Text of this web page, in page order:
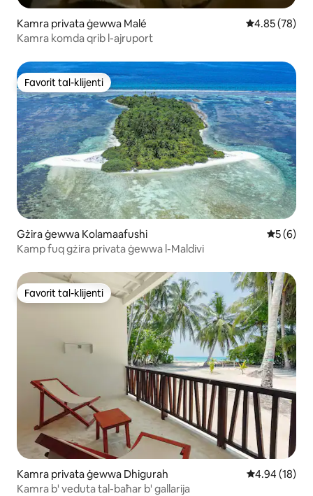
Kamra privata ġewwa Malé Rating medju
4.85 (78)
Kamra komda qrib l-ajruport
Favorit tal-klijenti
Favorit tal-klijenti
Gżira ġewwa Kolamaafushi Rating
5 (6)
Kamp fuq gżira privata ġewwa l-Maldivi
Favorit tal-klijenti
Favorit tal-klijenti
Kamra privata ġewwa Dhigurah Rating
4.94 (18)
Kamra b' veduta tal-baħar b' gallarija